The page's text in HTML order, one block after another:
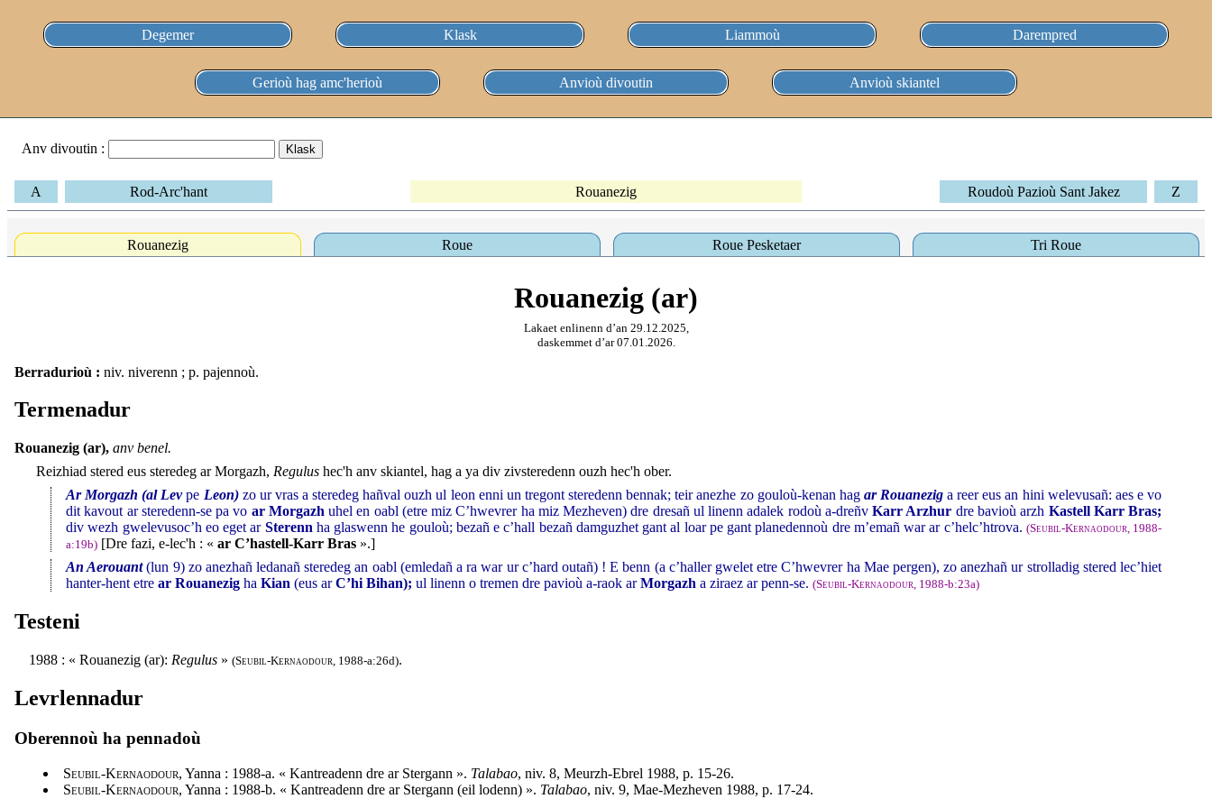
Degemer Klask Liammoù Darempred
Gerioù hag amc'herioù Anvioù divoutin Anvioù skiantel
Anv divoutin :
A Rod-Arc'hant Rouanezig Roudoù Pazioù Sant Jakez Z
Rouanezig Roue Roue Pesketaer Tri Roue
Rouanezig (ar)
Lakaet enlinenn d’an 29.12.2025,
daskemmet d’ar 07.01.2026.
Berradurioù : niv. niverenn ; p. pajennoù.
Termenadur
Rouanezig (ar), anv benel.
Reizhiad stered eus steredeg ar Morgazh, Regulus hec'h anv skiantel, hag a ya div zivsteredenn ouzh hec'h ober.
Ar Morgazh (al Levpe Leon)zo ur vras a steredeg hañval ouzh ul leon enni un tregont steredenn bennak; teir anezhe zo gouloù-kenan hag ar Rouanezig a reer eus an hini welevusañ: aes e vo
dit kavout ar steredenn-se pa vo ar Morgazh uhel en oabl (etre miz C’hwevrer ha miz Mezheven) dre dresañ ul linenn adalek rodoù a-dreñvKarr Arzhur dre bavioù arzh Kastell Karr Bras;
div wezh gwelevusoc’h eo eget ar Sterenn ha glaswenn he gouloù; bezañ e c’hall bezañ damguzhet gant al loar pe gant planedennoù dre m’emañ war ar c’helc’htrova. (Seubil-Kernaodour, 1988-
a:19b) [Dre fazi, e-lec'h : « ar C’hastell-Karr Bras ».]
An Aerouant(lun 9) zo anezhañ ledanañ steredeg an oabl (emledañ a ra war ur c’hard outañ) ! E benn (a c’haller gwelet etre C’hwevrer ha Mae pergen), zo anezhañ ur strolladig stered lec’hiet
hanter-hent etre ar Rouanezig ha Kian (eus arC’hi Bihan); ul linenn o tremen dre pavioù a-raok arMorgazh a ziraez ar penn-se. (Seubil-Kernaodour, 1988-b:23a)
Testeni
1988 : « Rouanezig (ar): Regulus » (Seubil-Kernaodour, 1988-a:26d).
Levrlennadur
Oberennoù ha pennadoù
Seubil-Kernaodour, Yanna : 1988-a. « Kantreadenn dre ar Stergann ». Talabao, niv. 8, Meurzh-Ebrel 1988, p. 15-26.
Seubil-Kernaodour, Yanna : 1988-b. « Kantreadenn dre ar Stergann (eil lodenn) ». Talabao, niv. 9, Mae-Mezheven 1988, p. 17-24.